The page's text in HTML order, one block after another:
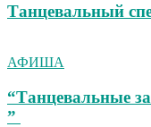
Танцевальный
АФИША
“Танцевальные
”